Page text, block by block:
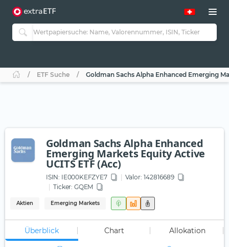
ETF Suche Goldman Sachs Alpha Enhanced Emerging
Goldman Sachs Alpha Enhanced
Emerging Markets Equity Active
UCITS ETF (Acc)
ISIN: IE000KEFZYE7
Valor: 142816689
Ticker: GQEM
Aktien Emerging Markets
Überblick Chart Allokation